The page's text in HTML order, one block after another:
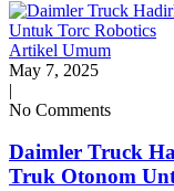
Artikel Umum
May 7, 2025
|
No Comments
Daimler Truck
Truk Otonom